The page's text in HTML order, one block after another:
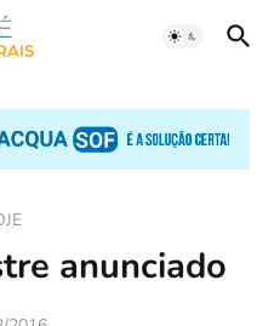
anunciado